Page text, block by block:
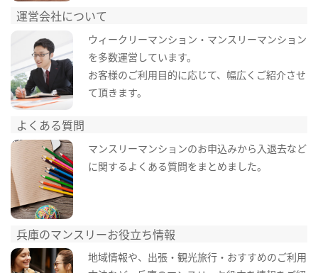
運営会社について
ウィークリーマンション・マンスリーマンション
を多数運営しています。
お客様のご利用目的に応じて、幅広くご紹介させ
て頂きます。
よくある質問
マンスリーマンションのお申込みから入退去など
に関するよくある質問をまとめました。
兵庫のマンスリーお役立ち情報
地域情報や、出張・観光旅行・おすすめのご利用